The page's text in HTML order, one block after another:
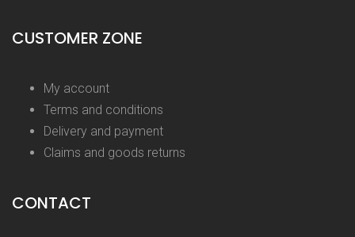
CUSTOMER ZONE
My account
Terms and conditions
Delivery and payment
Claims and goods returns
CONTACT